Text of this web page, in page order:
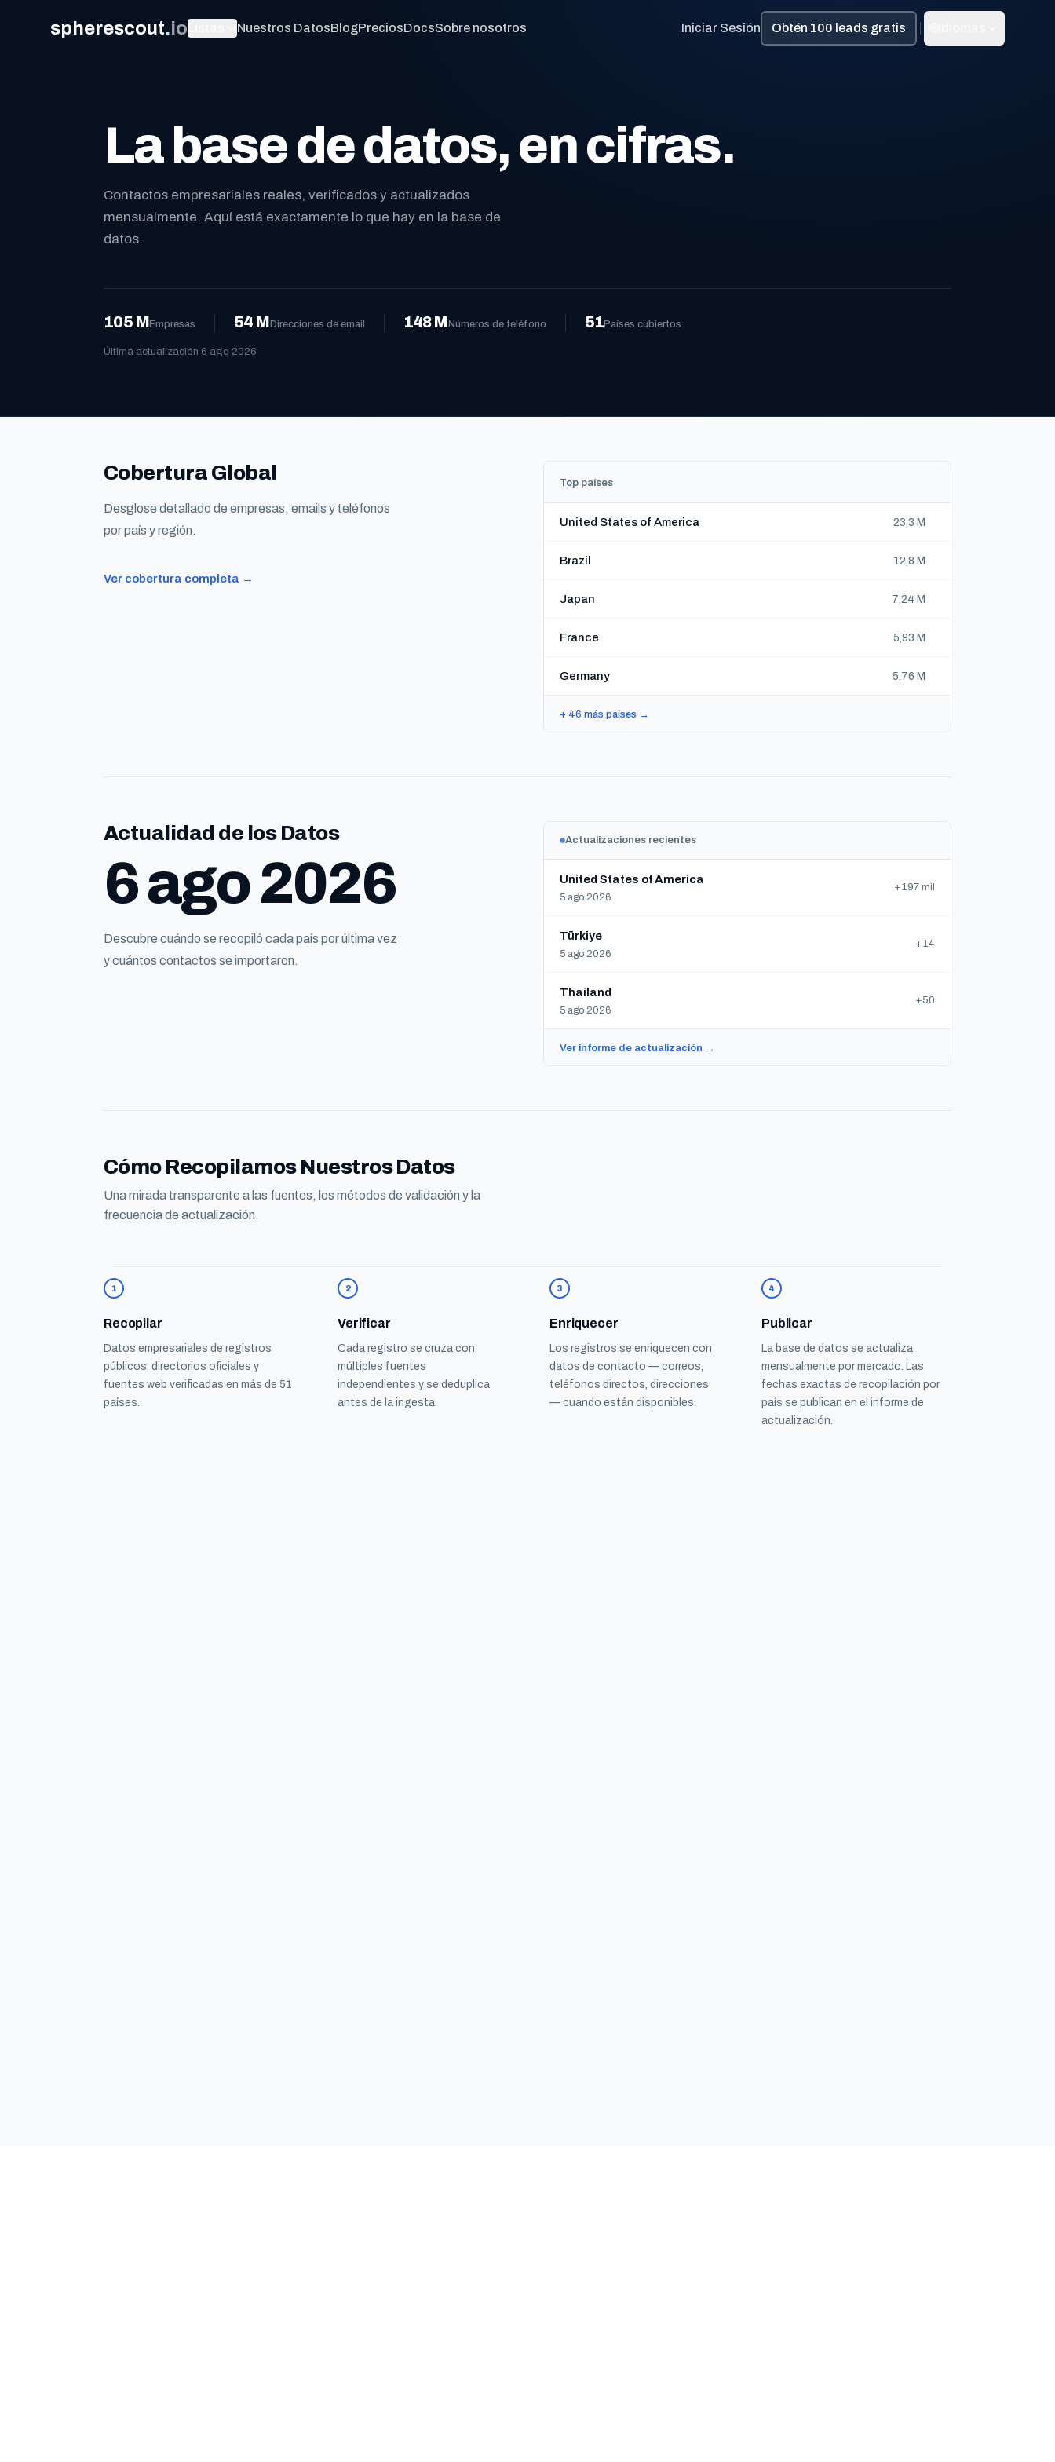
spherescout.io Nuestros DatosBlogPreciosDocsSobre nosotros Iniciar Sesión Obtén 100 leads gratis
La base de datos, en cifras.
Contactos empresariales reales, verificados y actualizados
mensualmente. Aquí está exactamente lo que hay en la base de
datos.
105 MEmpresas 54 M Direcciones de email 148 M Números de teléfono 51Países cubiertos
Última actualización 6 ago 2026
Cobertura Global
Desglose detallado de empresas, emails y teléfonos
por país y región.
Ver cobertura completa →
Top países
United States of America 23,3 M
Brazil 12,8 M
Japan 7,24 M
France 5,93 M
Germany 5,76 M
+ 46 más países →
Actualidad de los Datos
6 ago 2026
Descubre cuándo se recopiló cada país por última vez
y cuántos contactos se importaron.
Actualizaciones recientes
United States of America
5 ago 2026
+197 mil
Türkiye
5 ago 2026
+14
Thailand
5 ago 2026
+50
Ver informe de actualización →
Cómo Recopilamos Nuestros Datos
Una mirada transparente a las fuentes, los métodos de validación y la
frecuencia de actualización.
1
Recopilar
Datos empresariales de registros
públicos, directorios oficiales y
fuentes web verificadas en más de 51
países.
2
Verificar
Cada registro se cruza con
múltiples fuentes
independientes y se deduplica
antes de la ingesta.
3
Enriquecer
Los registros se enriquecen con
datos de contacto — correos,
teléfonos directos, direcciones
— cuando están disponibles.
4
Publicar
La base de datos se actualiza
mensualmente por mercado. Las
fechas exactas de recopilación por
país se publican en el informe de
actualización.